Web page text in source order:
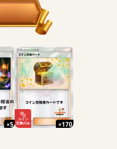
×5
コイン
交換のみ
×170